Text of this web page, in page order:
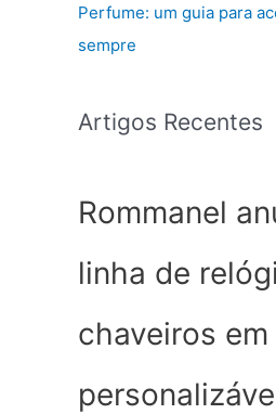
Perfume: um guia para
sempre
Artigos Recentes
Rommanel
linha de
chaveiros